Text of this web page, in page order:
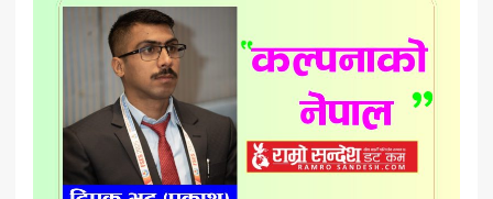
खेलकुद
मनोरञ्जन